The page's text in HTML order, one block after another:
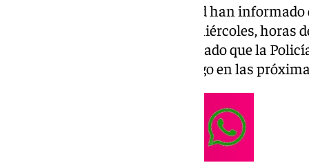
Fuentes de Emergencias Madrid han
poco antes de las 3.00 de este miércoles, horas
otros dos cadáveres, y han indicado que la
y Policía Nacional se harán cargo en las